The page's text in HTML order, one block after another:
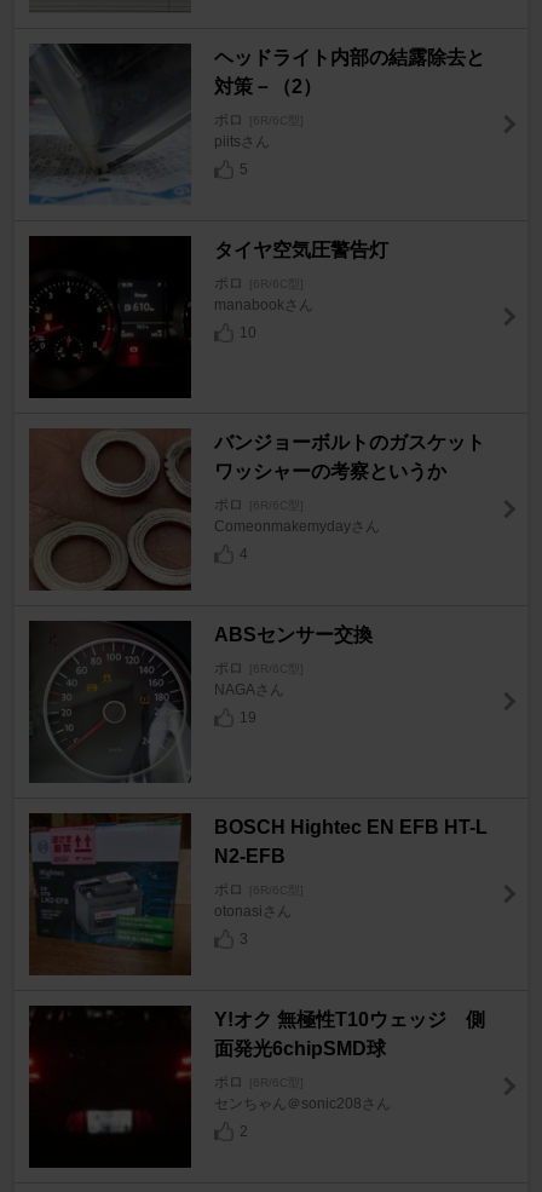
ヘッドライト内部の結露除去と
対策－（2）
ポロ [6R/6C型]
piitsさん
5
タイヤ空気圧警告灯
ポロ [6R/6C型]
manabookさん
10
バンジョーボルトのガスケット
ワッシャーの考察というか
ポロ [6R/6C型]
Comeonmakemydayさん
4
ABSセンサー交換
ポロ [6R/6C型]
NAGAさん
19
BOSCH Hightec EN EFB HT-L
N2-EFB
ポロ [6R/6C型]
otonasiさん
3
Y!オク 無極性T10ウェッジ 側
面発光6chipSMD球
ポロ [6R/6C型]
センちゃん＠sonic208さん
2